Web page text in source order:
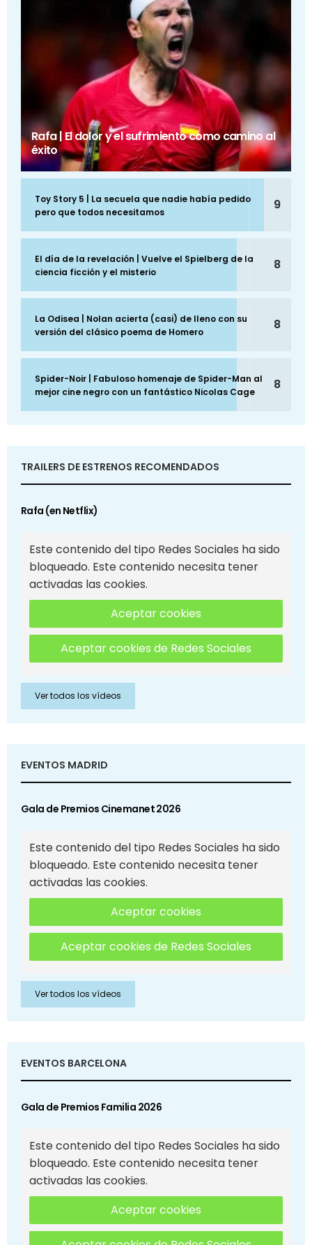
Rafa | El dolor y el sufrimiento como camino al
éxito
Toy Story 5 | La secuela que nadie había pedido
pero que todos necesitamos
9
El día de la revelación | Vuelve el Spielberg de la
ciencia ficción y el misterio
8
La Odisea | Nolan acierta (casi) de lleno con su
versión del clásico poema de Homero
8
Spider-Noir | Fabuloso homenaje de Spider-Man al
mejor cine negro con un fantástico Nicolas Cage
8
TRAILERS DE ESTRENOS RECOMENDADOS
Rafa (en Netflix)
Este contenido del tipo Redes Sociales ha sido
bloqueado. Este contenido necesita tener
activadas las cookies.
Aceptar cookies
Aceptar cookies de Redes Sociales
Ver todos los vídeos
EVENTOS MADRID
Gala de Premios Cinemanet 2026
Este contenido del tipo Redes Sociales ha sido
bloqueado. Este contenido necesita tener
activadas las cookies.
Aceptar cookies
Aceptar cookies de Redes Sociales
Ver todos los vídeos
EVENTOS BARCELONA
Gala de Premios Familia 2026
Este contenido del tipo Redes Sociales ha sido
bloqueado. Este contenido necesita tener
activadas las cookies.
Aceptar cookies